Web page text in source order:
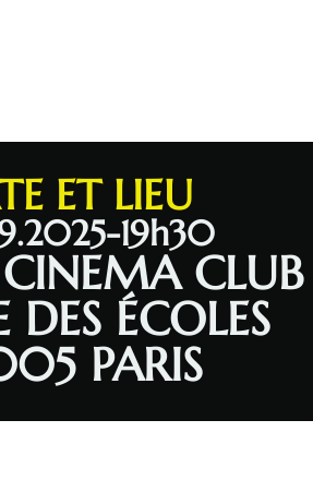
ET LIEU
19h30
CINEMA CLUB
DES ÉCOLES
PARIS